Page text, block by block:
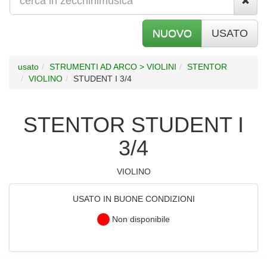
NUOVO USATO
usato STRUMENTI AD ARCO > VIOLINI
STENTOR
VIOLINO
STUDENT I 3/4
STENTOR STUDENT I
3/4
VIOLINO
USATO IN BUONE CONDIZIONI
Non disponibile